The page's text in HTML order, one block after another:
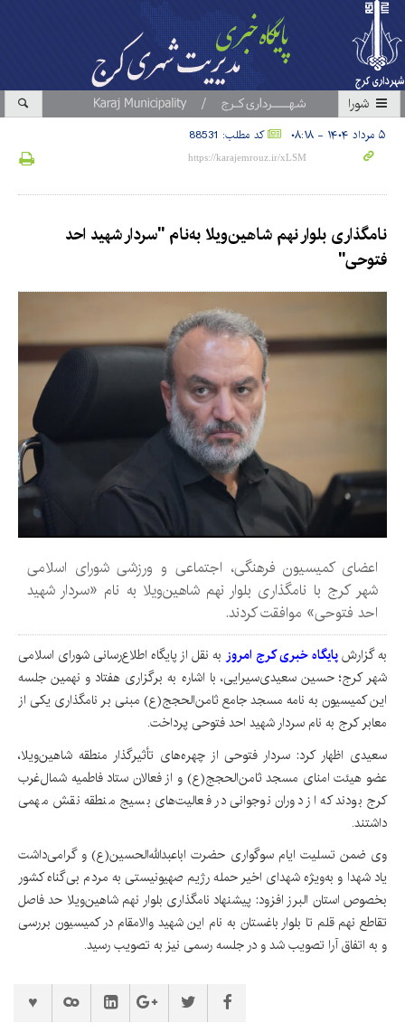
شورا
۵ مرداد ۱۴۰۴ - ۰۸:۱۸ کد مطلب: 88531
نامگذاری بلوار نهم شاهین‌ویلا به‌نام "سردار شهید احد
فتوحی"
اعضای کمیسیون فرهنگی، اجتماعی و ورزشی شورای اسلامی
شهر کرج با نامگذاری بلوار نهم شاهین‌ویلا به نام «سردار شهید
احد فتوحی» موافقت کردند.
به گزارش‌پایگاه خبری کرج امروزبه نقل از پایگاه اطلاع‌رسانی شورای اسلامی
شهر کرج؛ حسین سعیدی‌سیرایی، با اشاره به برگزاری هفتاد و نهمین جلسه
این کمیسیون به نامه مسجد جامع ثامن‌الحجج(ع) مبنی بر نامگذاری یکی از
معابر کرج به نام سردار شهید احد فتوحی پرداخت.
سعیدی اظهار کرد: سردار فتوحی از چهره‌های تأثیرگذار منطقه شاهین‌ویلا،
عضو هیئت امنای مسجد ثامن‌الحجج(ع) و از فعالان ستاد فاطمیه شمال‌غرب
کرج بودند که از دوران نوجوانی در فعالیت‌های بسیج منطقه نقش مهمی
داشتند.
وی ضمن تسلیت ایام سوگواری حضرت اباعبدالله‌الحسین(ع) و گرامی‌داشت
یاد شهدا و به‌ویژه شهدای اخیر حمله رژیم صهیونیستی به مردم بی‌گناه کشور
بخصوص استان البرز افزود: پیشنهاد نامگذاری بلوار نهم شاهین‌ویلا حد فاصل
تقاطع نهم قلم تا بلوار باغستان به نام این شهید والامقام در کمیسیون بررسی
و به اتفاق آرا تصویب شد و در جلسه رسمی نیز به تصویب رسید.